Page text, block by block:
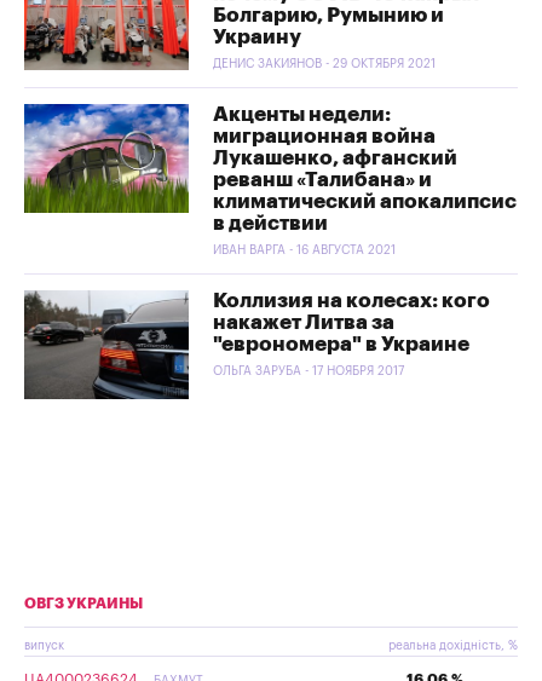
Болгарию, Румынию и
Украину
ДЕНИС ЗАКИЯНОВ - 29 ОКТЯБРЯ 2021
Акценты недели:
миграционная война
Лукашенко, афганский
реванш «Талибана» и
климатический апокалипсис
в действии
ИВАН ВАРГА - 16 АВГУСТА 2021
Коллизия на колесах: кого
накажет Литва за
"еврономера" в Украине
ОЛЬГА ЗАРУБА - 17 НОЯБРЯ 2017
ОВГЗ УКРАИНЫ
випуск реальна дохідність, %